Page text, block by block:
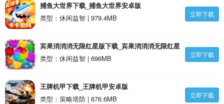
捕鱼大世界下载_捕鱼大世界安卓版
类型：休闲益智 | 979.4MB
立即下载
宾果消消消无限红星版下载_宾果消消消无限红星
版安卓版
类型：休闲益智 | 696MB 立即下载
王牌机甲下载_王牌机甲安卓版
类型：策略塔防 | 676.6MB
立即下载